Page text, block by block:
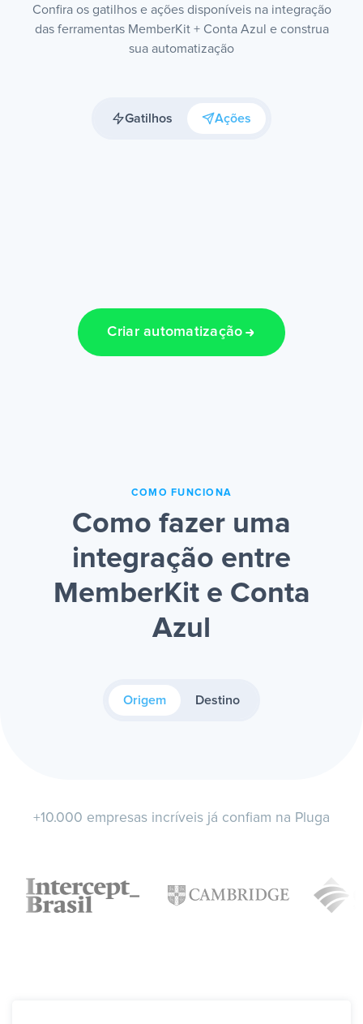
Confira os gatilhos e ações disponíveis na integração
das ferramentas MemberKit + Conta Azul e construa
sua automatização
Gatilhos Ações
Criar automatização
COMO FUNCIONA
Como fazer uma
integração entre
MemberKit e Conta
Azul
Origem Destino
+10.000 empresas incríveis já confiam na Pluga